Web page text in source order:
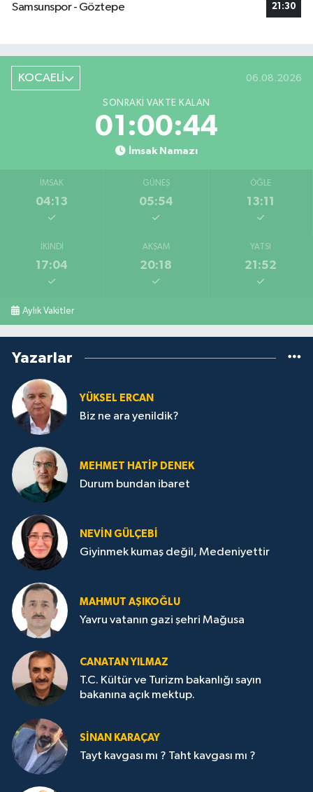
Samsunspor - Göztepe
21:30
KOCAELİ 06.08.2026
SONRAKI VAKTE KALAN
01:00:44
İmsak Namazı
İMSAK
04:13
GÜNEŞ
05:54
ÖĞLE
13:11
İKINDI
17:04
AKŞAM
20:18
YATSI
21:52
Aylık Vakitler
Yazarlar
YÜKSEL ERCAN
Biz ne ara yenildik?
MEHMET HATİP DENEK
Durum bundan ibaret
NEVİN GÜLÇEBİ
Giyinmek kumaş değil, Medeniyettir
MAHMUT AŞIKOĞLU
Yavru vatanın gazi şehri Mağusa
CANATAN YILMAZ
T.C. Kültür ve Turizm bakanlığı sayın
bakanına açık mektup.
SİNAN KARAÇAY
Tayt kavgası mı ? Taht kavgası mı ?